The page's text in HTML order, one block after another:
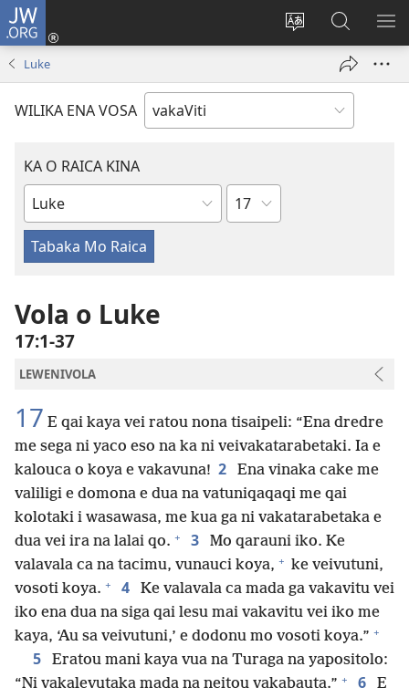
JW.ORG
Veisautaka
Dolava
(opens
Vaqara
ena
JW.ORG
Luke
WILIKA ENA VOSA
KA O RAICA KINA
iVola
ena
iVolatabu
Wase
Vola o Luke
17:1-37
LEWENIVOLA
17 E qai kaya vei ratou nona tisaipeli: “Ena dredre
me sega ni yaco eso na ka ni veivakatarabetaki. Ia e
kalouca o koya e vakavuna! 2
Ena vinaka cake me
valiligi e domona e dua na vatuniqaqaqi me qai
kolotaki i wasawasa, me kua ga ni vakatarabetaka e
dua vei ira na lalai qo. + 3
Mo qarauni iko. Ke
valavala ca na tacimu, vunauci koya, + ke veivutuni,
vosoti koya. + 4
Ke valavala ca mada ga vakavitu vei
iko ena dua na siga qai lesu mai vakavitu vei iko me
kaya, ‘Au sa veivutuni,’ e dodonu mo vosoti koya.” +
5
Eratou mani kaya vua na Turaga na yapositolo:
“Ni vakalevutaka mada na neitou vakabauta.” + 6
E